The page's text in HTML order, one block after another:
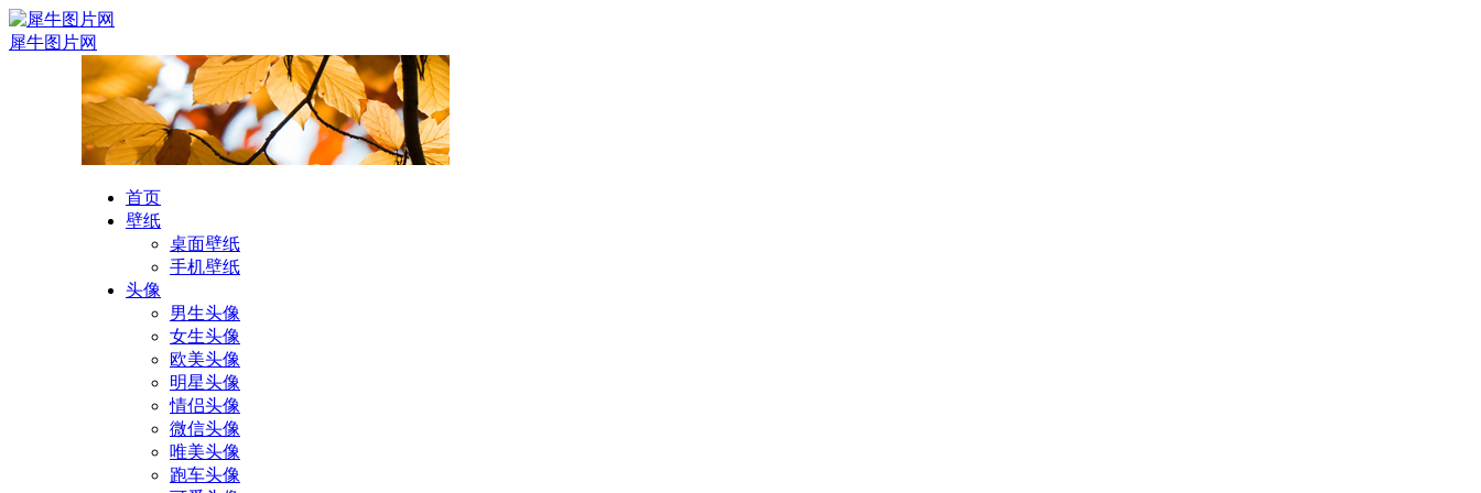
犀牛图片网
首页
壁纸
桌面壁纸
手机壁纸
头像
男生头像
女生头像
欧美头像
明星头像
情侣头像
微信头像
唯美头像
跑车头像